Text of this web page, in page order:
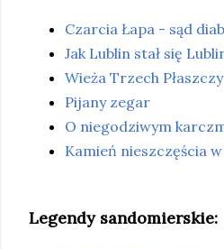
Czarcia Łapa - sąd
Jak Lublin stał się
Wieża Trzech Płaszczy
Pijany zegar
O niegodziwym
Kamień nieszczęścia
Legendy sandomierskie: